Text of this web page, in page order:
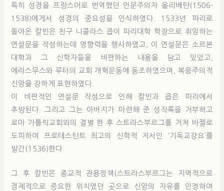
특히 성경을 프랑스어로 번역했던 인문주의자 올리베탄(1506-
1538)에게서 성경의 중요성을 인식하였다. 1533년 파리로
돌아온 칼빈은 친구 니콜라스 콥이 파리대학 학장으로 취임하는
연설문을 작성하는데 영향력을 행사하였고, 이 연설문은 소르본
대학과 그 신학자들을 비판하는 내용을 담고 있었고,
에라스무스와 루터의 교회 개혁운동에 동조하였으며, 복음주의적
신앙을 강하게 표현하였다.
이 비판적인 연설문 작성으로 인해 칼빈과 콥은 파리에서
추방된다. 그리고 그는 아버지가 마련해 준 성직록을 거부하고
로마 가톨릭교회와의 결별 한 후 스트라스부르그를 거쳐 바젤로
도피하여 프로테스탄트 최고의 신학적 저서인 ‘기독교강요’를
발간(1536)한다.
그 후 칼빈은 종교적 관용정책(스트라스부르그는 지역적으로
경제적으로 중요한 위치였던 곳으로 신앙의 자유를 인정하여